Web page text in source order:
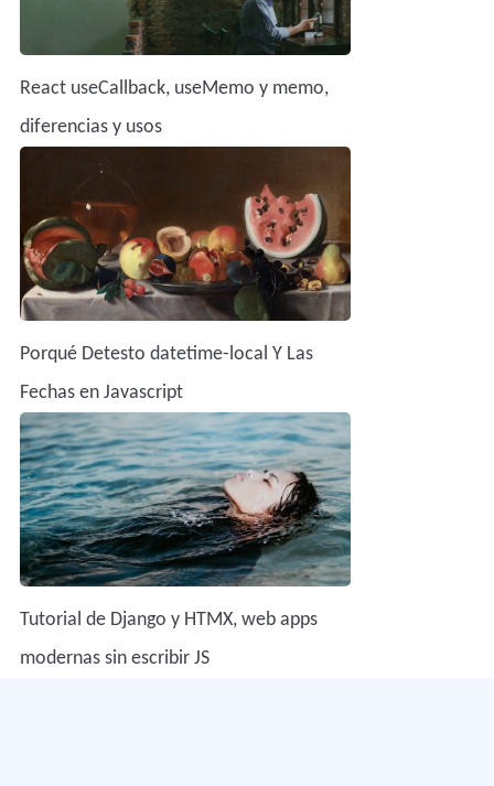
React useCallback, useMemo y memo,
diferencias y usos
Porqué Detesto datetime-local Y Las
Fechas en Javascript
Tutorial de Django y HTMX, web apps
modernas sin escribir JS